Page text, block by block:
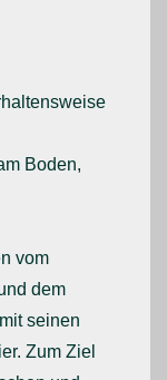
Boden,
vom
dem
seinen
Zum Ziel